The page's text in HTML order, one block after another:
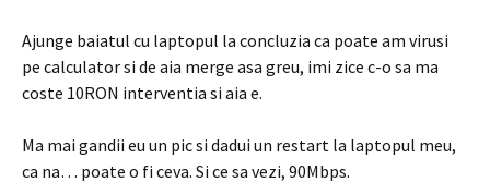
Ajunge baiatul cu laptopul la concluzia ca poate am virusi
pe calculator si de aia merge asa greu, imi zice c-o sa ma
coste 10RON interventia si aia e.
Ma mai gandii eu un pic si dadui un restart la laptopul meu,
ca na… poate o fi ceva. Si ce sa vezi, 90Mbps.